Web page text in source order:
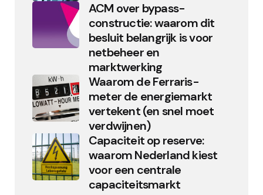
ACM over bypass-
constructie: waarom dit
besluit belangrijk is voor
netbeheer en
marktwerking
Waarom de Ferraris-
meter de energiemarkt
vertekent (en snel moet
verdwijnen)
Capaciteit op reserve:
waarom Nederland kiest
voor een centrale
capaciteitsmarkt